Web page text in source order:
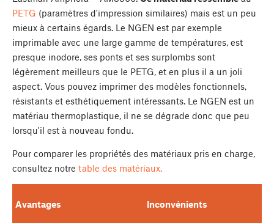
PETG (paramètres d'impression similaires) mais est un peu
mieux à certains égards. Le NGEN est par exemple
imprimable avec une large gamme de températures, est
presque inodore, ses ponts et ses surplombs sont
légèrement meilleurs que le PETG, et en plus il a un joli
aspect. Vous pouvez imprimer des modèles fonctionnels,
résistants et esthétiquement intéressants. Le NGEN est un
matériau thermoplastique, il ne se dégrade donc que peu
lorsqu'il est à nouveau fondu.
Pour comparer les propriétés des matériaux pris en charge,
consultez notre table des matériaux.
Avantages Inconvénients